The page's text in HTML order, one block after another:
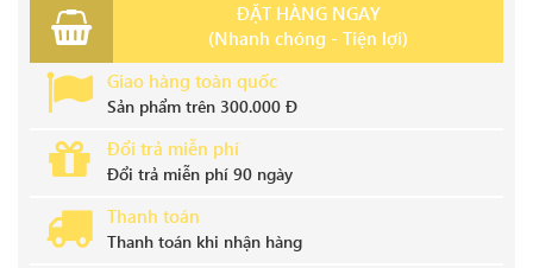
ĐẶT HÀNG NGAY
(Nhanh chóng - Tiện lợi)
Giao hàng toàn quốc
Sản phẩm trên 300.000 Đ
Đổi trả miễn phí
Đổi trả miễn phí 90 ngày
Thanh toán
Thanh toán khi nhận hàng